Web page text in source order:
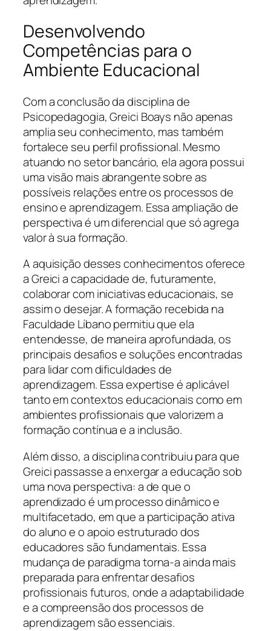
Desenvolvendo
Competências para o
Ambiente Educacional
Com a conclusão da disciplina de
Psicopedagogia, Greici Boays não apenas
amplia seu conhecimento, mas também
fortalece seu perfil profissional. Mesmo
atuando no setor bancário, ela agora possui
uma visão mais abrangente sobre as
possíveis relações entre os processos de
ensino e aprendizagem. Essa ampliação de
perspectiva é um diferencial que só agrega
valor à sua formação.
A aquisição desses conhecimentos oferece
a Greici a capacidade de, futuramente,
colaborar com iniciativas educacionais, se
assim o desejar. A formação recebida na
Faculdade Líbano permitiu que ela
entendesse, de maneira aprofundada, os
principais desafios e soluções encontradas
para lidar com dificuldades de
aprendizagem. Essa expertise é aplicável
tanto em contextos educacionais como em
ambientes profissionais que valorizem a
formação contínua e a inclusão.
Além disso, a disciplina contribuiu para que
Greici passasse a enxergar a educação sob
uma nova perspectiva: a de que o
aprendizado é um processo dinâmico e
multifacetado, em que a participação ativa
do aluno e o apoio estruturado dos
educadores são fundamentais. Essa
mudança de paradigma torna-a ainda mais
preparada para enfrentar desafios
profissionais futuros, onde a adaptabilidade
e a compreensão dos processos de
aprendizagem são essenciais.